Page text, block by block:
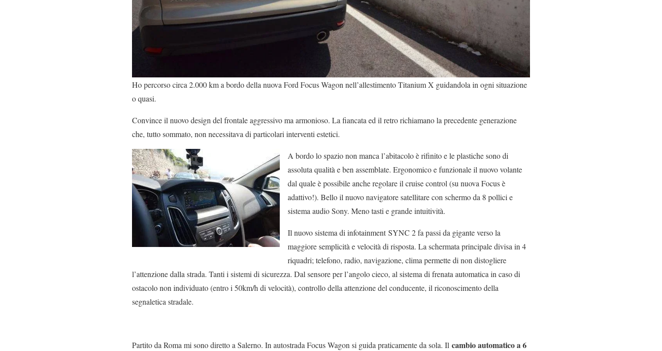
Ho percorso circa 2.000 km a bordo della nuova Ford Focus Wagon nell’allestimento Titanium X guidandola in ogni situazione
o quasi.
Convince il nuovo design del frontale aggressivo ma armonioso. La fiancata ed il retro richiamano la precedente generazione
che, tutto sommato, non necessitava di particolari interventi estetici.
A bordo lo spazio non manca l’abitacolo è rifinito e le plastiche sono di
assoluta qualità e ben assemblate. Ergonomico e funzionale il nuovo volante
dal quale è possibile anche regolare il cruise control (su nuova Focus è
adattivo!). Bello il nuovo navigatore satellitare con schermo da 8 pollici e
sistema audio Sony. Meno tasti e grande intuitività.
Il nuovo sistema di infotainment SYNC 2 fa passi da gigante verso la
maggiore semplicità e velocità di risposta. La schermata principale divisa in 4
riquadri; telefono, radio, navigazione, clima permette di non distogliere
l’attenzione dalla strada. Tanti i sistemi di sicurezza. Dal sensore per l’angolo cieco, al sistema di frenata automatica in caso di
ostacolo non individuato (entro i 50km/h di velocità), controllo della attenzione del conducente, il riconoscimento della
segnaletica stradale.
Partito da Roma mi sono diretto a Salerno. In autostrada Focus Wagon si guida praticamente da sola. Il cambio automatico a 6